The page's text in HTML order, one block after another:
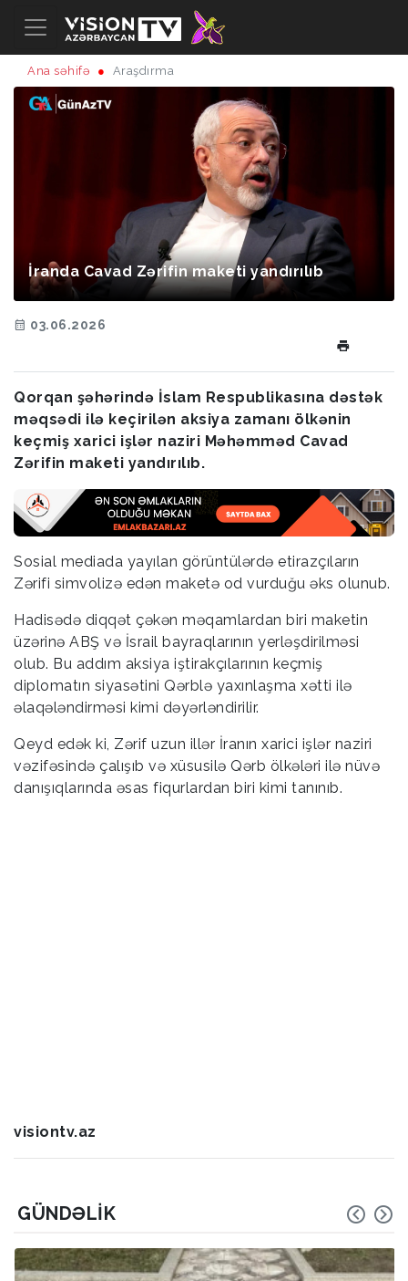
Ana səhifə Araşdırma
İranda Cavad Zərifin maketi yandırılıb
03.06.2026
Qorqan şəhərində İslam Respublikasına dəstək
məqsədi ilə keçirilən aksiya zamanı ölkənin
keçmiş xarici işlər naziri Məhəmməd Cavad
Zərifin maketi yandırılıb.
Sosial mediada yayılan görüntülərdə etirazçıların
Zərifi simvolizə edən maketə od vurduğu əks olunub.
Hadisədə diqqət çəkən məqamlardan biri maketin
üzərinə ABŞ və İsrail bayraqlarının yerləşdirilməsi
olub. Bu addım aksiya iştirakçılarının keçmiş
diplomatın siyasətini Qərblə yaxınlaşma xətti ilə
əlaqələndirməsi kimi dəyərləndirilir.
Qeyd edək ki, Zərif uzun illər İranın xarici işlər naziri
vəzifəsində çalışıb və xüsusilə Qərb ölkələri ilə nüvə
danışıqlarında əsas fiqurlardan biri kimi tanınıb.
visiontv.az
GÜNDƏLIK